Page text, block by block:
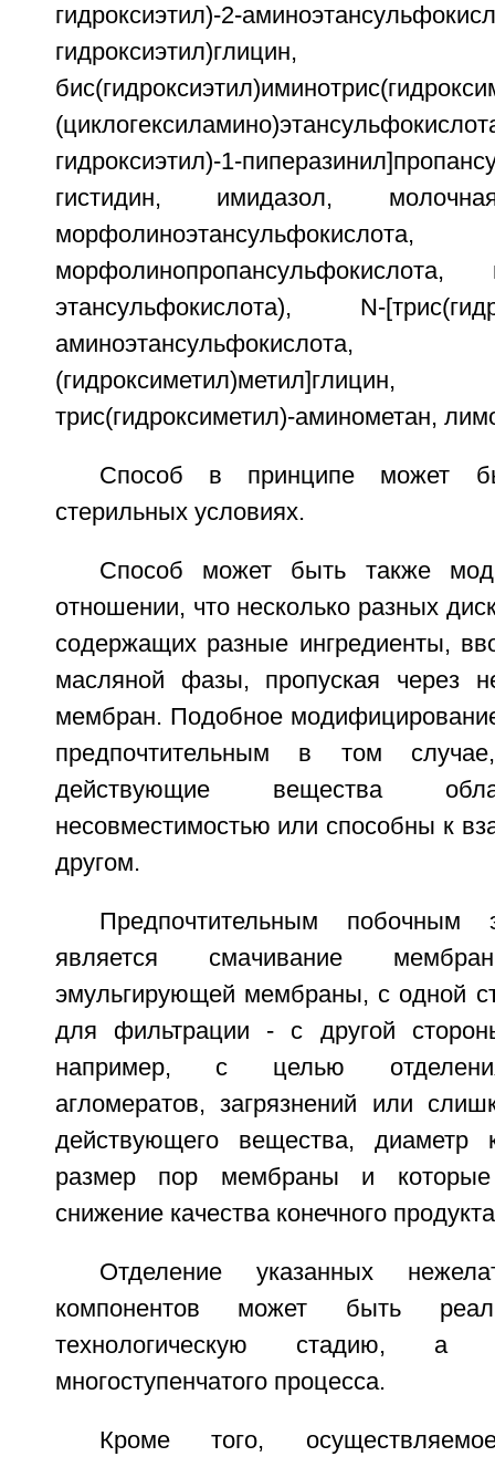
гидроксиэтил)-2-
гидроксиэтил)-1-
гистидин, имидазол,
морфолинопропансульфокислота,
этансульфокислота), N-
трис(гидроксиметил)-аминометан,
Способ в принципе может
стерильных условиях.
Способ может быть также
отношении, что несколько разных
содержащих разные ингредиенты,
масляной фазы, пропуская через
мембран. Подобное
предпочтительным в том
действующие вещества
несовместимостью или способны к
другом.
Предпочтительным побочным
является смачивание
эмульгирующей мембраны, с одной
для фильтрации - с другой
например, с целью
агломератов, загрязнений или
действующего вещества, диаметр
размер пор мембраны и которые
снижение качества конечного
Отделение указанных
компонентов может быть
технологическую стадию,
многоступенчатого процесса.
Кроме того,